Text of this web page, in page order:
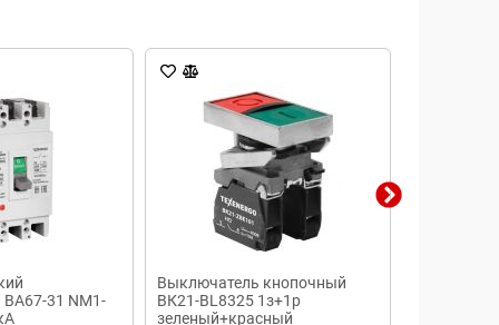
31 NM1-
Выключатель кнопочный
ВК21-ВL8325 1з+1р
зеленый+красный